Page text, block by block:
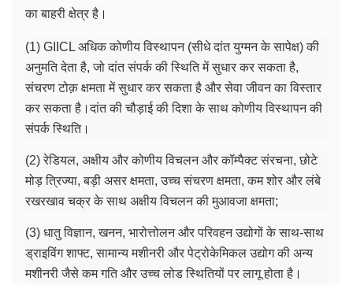
का बाहरी क्षेत्र है।
(1) GIICL अधिक कोणीय विस्थापन (सीधे दांत युग्मन के सापेक्ष) की
अनुमति देता है, जो दांत संपर्क की स्थिति में सुधार कर सकता है,
संचरण टोक़ क्षमता में सुधार कर सकता है और सेवा जीवन का विस्तार
कर सकता है।दांत की चौड़ाई की दिशा के साथ कोणीय विस्थापन की
संपर्क स्थिति।
(2) रेडियल, अक्षीय और कोणीय विचलन और कॉम्पैक्ट संरचना, छोटे
मोड़ त्रिज्या, बड़ी असर क्षमता, उच्च संचरण क्षमता, कम शोर और लंबे
रखरखाव चक्र के साथ अक्षीय विचलन की मुआवजा क्षमता;
(3) धातु विज्ञान, खनन, भारोत्तोलन और परिवहन उद्योगों के साथ-साथ
ड्राइविंग शाफ्ट, सामान्य मशीनरी और पेट्रोकेमिकल उद्योग की अन्य
मशीनरी जैसे कम गति और उच्च लोड स्थितियों पर लागू होता है।